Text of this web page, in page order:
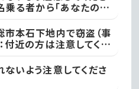
る者から「あなたの名
名義の口座が」などと
、決して対応せず、すぐ
署
市本石下地内で窃盗（事
付近の方は注意してくだ
いよう注意してくださ